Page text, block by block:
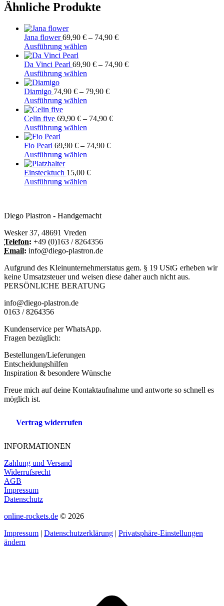
Ähnliche Produkte
Jana flower69,90 € – 74,90 €
Ausführung wählen
weist
auf.
können
Produktseite
Da Vinci Pearl 69,90 € – 74,90 €
Ausführung wählen
weist
auf.
können
Produktseite
Diamigo 74,90 € – 79,90 €
Ausführung wählen
weist
auf.
können
werden
Celin five 69,90 € – 74,90 €
Ausführung wählen
weist
auf.
der
werden
Fio Pearl 69,90 € – 74,90 €
Ausführung wählen
weist
Optionen
der
Produktseite
werden
Einstecktuch 15,00 €
Ausführung wählen
Varianten
Optionen
können
der
Produktseite
gewählt
Diego Plastron - Handgemacht
Wesker 37, 48691 Vreden
Telefon: +49 (0)163 / 8264356
Email: info@diego-plastron.de
Aufgrund des Kleinunternehmerstatus gem. § 19 UStG erheben wir
keine Umsatzsteuer und weisen diese daher auch nicht aus.
PERSÖNLICHE BERATUNG
info@diego-plastron.de
0163 / 8264356
Kundenservice per WhatsApp.
Fragen bezüglich:
Bestellungen/Lieferungen
Entscheidungshilfen
Inspiration & besondere Wünsche
Freue mich auf deine Kontaktaufnahme und antworte so schnell es
möglich ist.
Vertrag widerrufen
INFORMATIONEN
Zahlung und Versand
Widerrufsrecht
AGB
Impressum
Datenschutz
online-rockets.de © 2026
Impressum | Datenschutzerklärung | Privatsphäre-Einstellungen
ändern